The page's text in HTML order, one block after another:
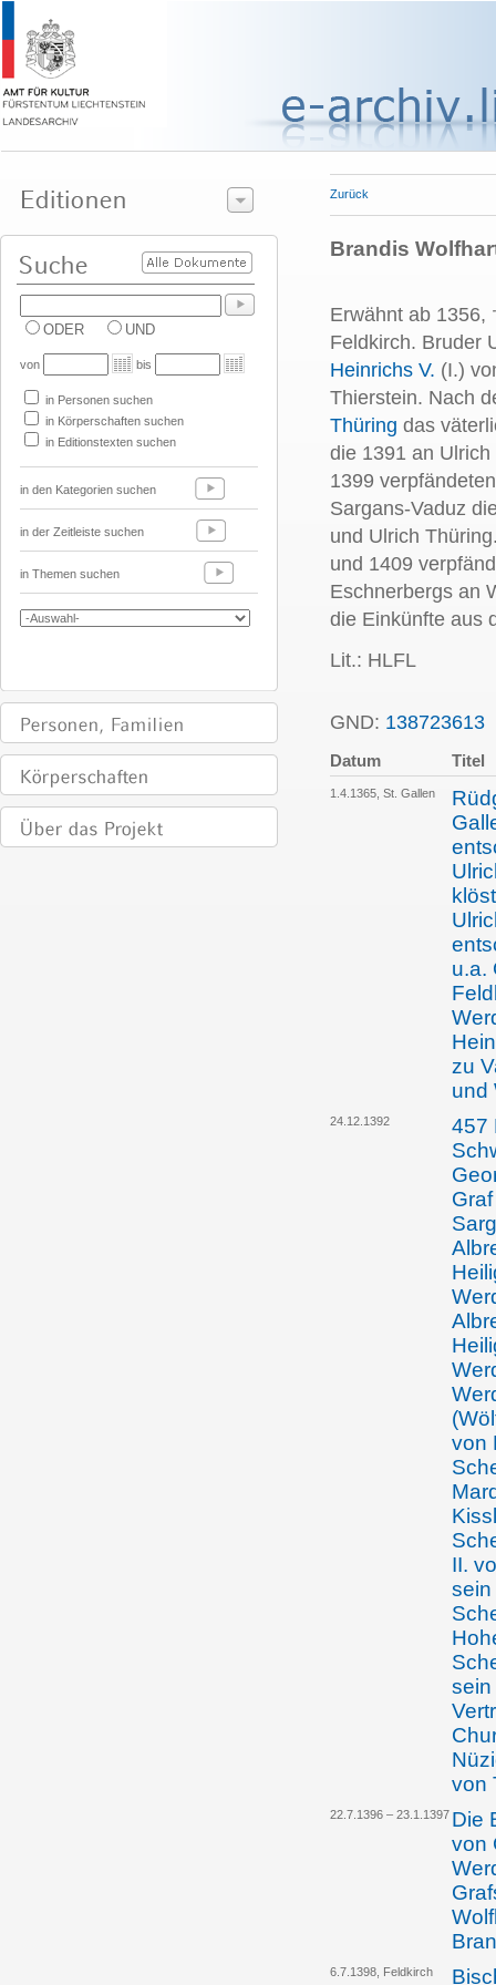
ODER UND
von bis
in Personen suchen
in Körperschaften suchen
in Editionstexten suchen
in den Kategorien suchen
in der Zeitleiste suchen
in Themen suchen
Zurück
Brandis
Erwähnt ab 1356,
Feldkirch. Bruder
Heinrichs V. (I.)
Thierstein. Nach
Thüring das
die 1391 an
1399
Sargans-Vaduz
und Ulrich
und 1409
Eschnerbergs an
die Einkünfte aus
Lit.: HLFL
GND: 138723613
Datum Titel
1.4.1365, St. Gallen
u.a.
zu
und
24.12.1392
457
von
II.
sein
sein
von
22.7.1396 – 23.1.1397 Die
von
6.7.1398, Feldkirch